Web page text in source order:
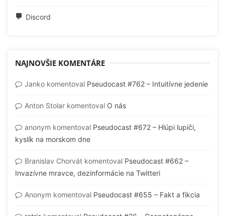
Discord
NAJNOVŠIE KOMENTÁRE
Janko komentoval Pseudocast #762 – Intuitívne jedenie
Anton Stolar komentoval O nás
anonym komentoval Pseudocast #672 – Hlúpi lupiči,
kyslík na morskom dne
Branislav Chorvát komentoval Pseudocast #662 –
Invazívne mravce, dezinformácie na Twitteri
Anonym komentoval Pseudocast #655 – Fakt a fikcia